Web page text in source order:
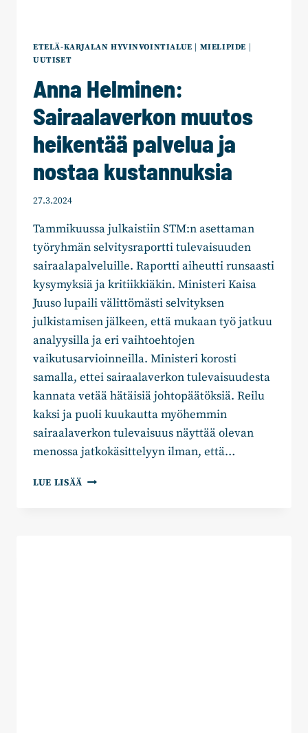
ETELÄ-KARJALAN HYVINVOINTIALUE MIELIPIDE
UUTISET
Anna Helminen:
Sairaalaverkon muutos
heikentää palvelua ja
nostaa kustannuksia
27.3.2024
Tammikuussa julkaistiin STM:n asettaman
työryhmän selvitysraportti tulevaisuuden
sairaalapalveluille. Raportti aiheutti runsaasti
kysymyksiä ja kritiikkiäkin. Ministeri Kaisa
Juuso lupaili välittömästi selvityksen
julkistamisen jälkeen, että mukaan työ jatkuu
analyysilla ja eri vaihtoehtojen
vaikutusarvioinneilla. Ministeri korosti
samalla, ettei sairaalaverkon tulevaisuudesta
kannata vetää hätäisiä johtopäätöksiä. Reilu
kaksi ja puoli kuukautta myöhemmin
sairaalaverkon tulevaisuus näyttää olevan
menossa jatkokäsittelyyn ilman, että…
LUE LISÄÄ ANNA